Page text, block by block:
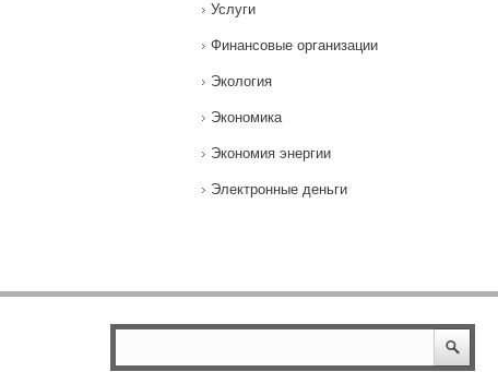
Услуги
Финансовые организации
Экология
Экономика
Экономия энергии
Электронные деньги